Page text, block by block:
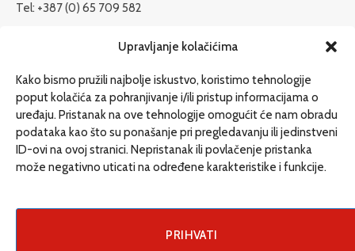
Upravljanje kolačićima
Kako bismo pružili najbolje iskustvo, koristimo tehnologije
poput kolačića za pohranjivanje i/ili pristup informacijama o
uređaju. Pristanak na ove tehnologije omogućit će nam obradu
podataka kao što su ponašanje pri pregledavanju ili jedinstveni
ID-ovi na ovoj stranici. Nepristanak ili povlačenje pristanka
može negativno uticati na određene karakteristike i funkcije.
PRIHVATI
Tel: +387 (0) 65 709 582
redakcija@etrafika.net
Dosije
Drugi pišu
Društvo